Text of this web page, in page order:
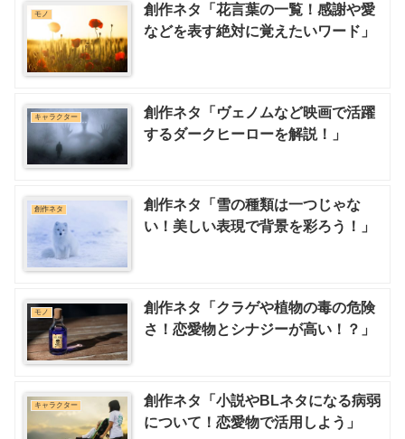
モノ
創作ネタ「花言葉の一覧！感謝や愛
などを表す絶対に覚えたいワード」
キャラクター
創作ネタ「ヴェノムなど映画で活躍
するダークヒーローを解説！」
創作ネタ
創作ネタ「雪の種類は一つじゃな
い！美しい表現で背景を彩ろう！」
モノ
創作ネタ「クラゲや植物の毒の危険
さ！恋愛物とシナジーが高い！？」
キャラクター
創作ネタ「小説やBLネタになる病弱
について！恋愛物で活用しよう」